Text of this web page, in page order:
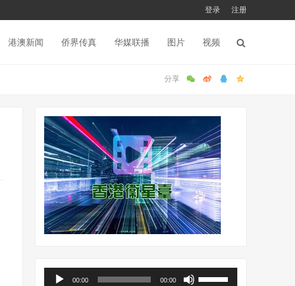
登录 注册
港澳新闻 侨界传真 华媒联播 图片 视频
00:00 00:00